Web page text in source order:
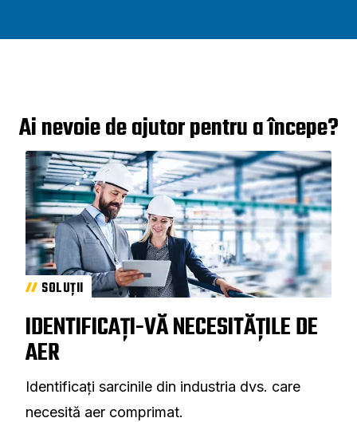
Ai nevoie de ajutor pentru a începe?
SOLUȚII
IDENTIFICAȚI-VĂ NECESITĂȚILE DE
AER
Identificați sarcinile din industria dvs. care
necesită aer comprimat.